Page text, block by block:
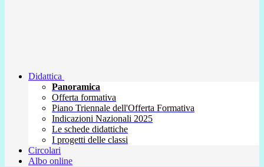
Didattica
Panoramica
Offerta formativa
Piano Triennale dell'Offerta Formativa
Indicazioni Nazionali 2025
Le schede didattiche
I progetti delle classi
Circolari
Albo online